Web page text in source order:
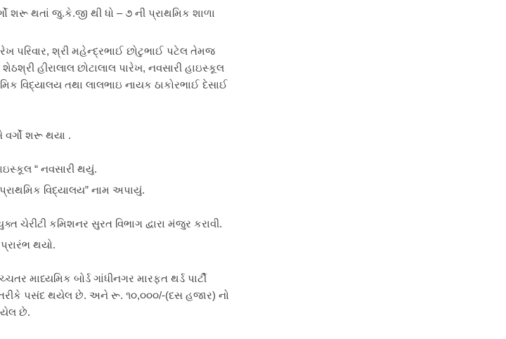
શરૂ થતાં જુ.કે.જી થી ધો – ૭ ની પ્રાથમિક શાળા
પરિવાર, શ્રી મહેન્દ્રભાઈ છોટુભાઈ પટેલ તેમજ
હીરાલાલ છોટાલાલ પારેખ, નવસારી હાઇસ્કૂલ
વિદ્યાલય તથા લાલભાઇ નાયક ઠાકોરભાઈ દેસાઈ
વર્ગોં શરૂ થયા .
“ નવસારી થયું.
વિદ્યાલય” નામ અપાયું.
ચેરીટી કમિશનર સુરત વિભાગ દ્વારા મંજુર કરાવી.
થયો.
માધ્યમિક બોર્ડ ગાંધીનગર મારફત થર્ડ પાર્ટી
તરીકે પસંદ થયેલ છે. અને રૂ. ૧૦,૦૦૦/-(દસ હજાર) નો
છે.